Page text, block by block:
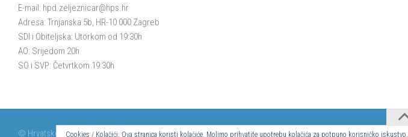
E-mail: hpd.zeljeznicar@hps.hr
Adresa: Trnjanska 5b, HR-10 000 Zagreb
SDI i Obiteljska: Utorkom od 19:30h
AO: Srijedom 20h
SO i SVP: Četvrtkom 19:30h
© Hrvatsko planinarsko društvo Željezničar 2024.
Cookies / Kolačići. Ova stranica koristi kolačiće. Molimo prihvatite upotrebu kolačića za potpuno korisničko iskustvo.